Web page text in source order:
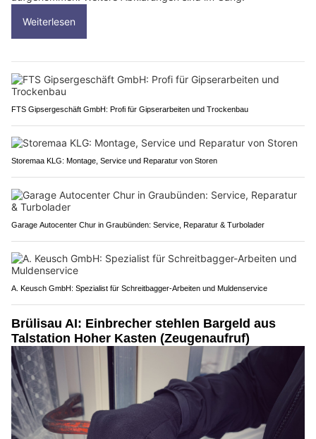
Weiterlesen
FTS Gipsergeschäft GmbH: Profi für Gipserarbeiten und Trockenbau
Storemaa KLG: Montage, Service und Reparatur von Storen
Garage Autocenter Chur in Graubünden: Service, Reparatur & Turbolader
A. Keusch GmbH: Spezialist für Schreitbagger-Arbeiten und Muldenservice
Brülisau AI: Einbrecher stehlen Bargeld aus
Talstation Hoher Kasten (Zeugenaufruf)